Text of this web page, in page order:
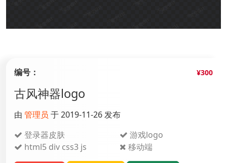
编号： ¥300
古风神器logo
由 管理员 于 2019-11-26 发布
登录器皮肤
游戏logo
html5 div css3 js
移动端